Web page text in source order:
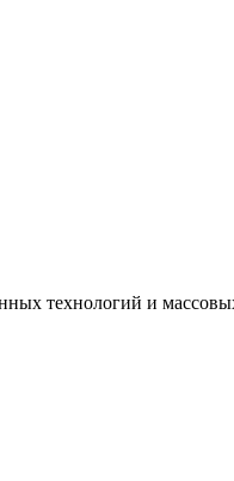
технологий и